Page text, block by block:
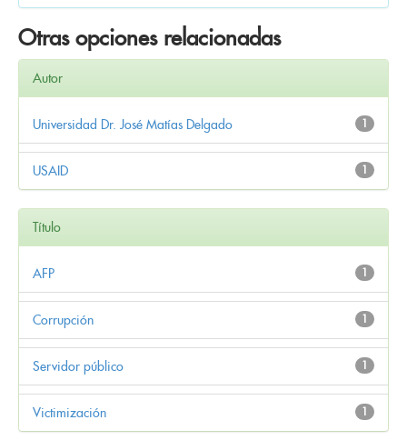
Otras opciones relacionadas
Autor
1
Universidad Dr. José Matías Delgado
1
USAID
Título
1
AFP
1
Corrupción
1
Servidor público
1
Victimización